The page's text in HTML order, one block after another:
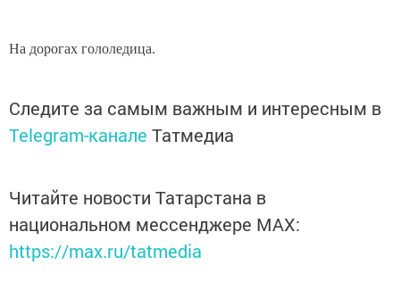
На дорогах гололедица.
Следите за самым важным и интересным в
Telegram-канале Татмедиа
Читайте новости Татарстана в
национальном мессенджере MАХ:
https://max.ru/tatmedia